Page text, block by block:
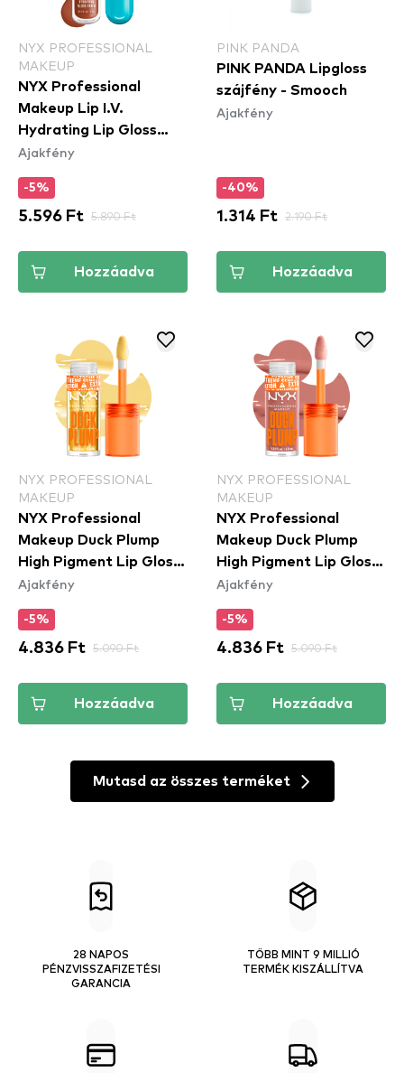
NYX PROFESSIONAL
MAKEUP
NYX Professional
Makeup Lip I.V.
Hydrating Lip Gloss
Stain - 01 Caramel Drip
Ajakfény
-5%
5.596 Ft 5.890 Ft
Hozzáadva
PINK PANDA
PINK PANDA Lipgloss
szájfény - Smooch
Ajakfény
-40%
1.314 Ft 2.190 Ft
Hozzáadva
NYX PROFESSIONAL
MAKEUP
NYX Professional
Makeup Duck Plump
High Pigment Lip Gloss
- Clearly Spicy
Ajakfény
-5%
4.836 Ft 5.090 Ft
Hozzáadva
NYX PROFESSIONAL
MAKEUP
NYX Professional
Makeup Duck Plump
High Pigment Lip Gloss
- Banging Bare
Ajakfény
-5%
4.836 Ft 5.090 Ft
Hozzáadva
Mutasd az összes terméket
28 NAPOS
PÉNZVISSZAFIZETÉSI
GARANCIA
TÖBB MINT 9 MILLIÓ
TERMÉK KISZÁLLÍTVA